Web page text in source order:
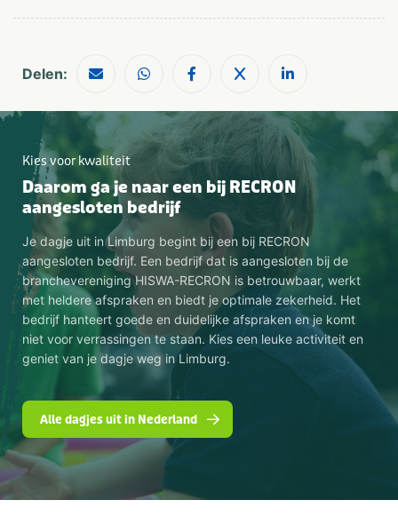
Delen:
Kies voor kwaliteit
Daarom ga je naar een bij RECRON
aangesloten bedrijf
Je dagje uit in Limburg begint bij een bij RECRON
aangesloten bedrijf. Een bedrijf dat is aangesloten bij de
branchevereniging HISWA-RECRON is betrouwbaar, werkt
met heldere afspraken en biedt je optimale zekerheid. Het
bedrijf hanteert goede en duidelijke afspraken en je komt
niet voor verrassingen te staan. Kies een leuke activiteit en
geniet van je dagje weg in Limburg.
Alle dagjes uit in Nederland